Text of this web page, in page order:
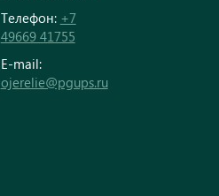
Телефон: +7
49669 41755
E-mail:
ojerelie@pgups.ru